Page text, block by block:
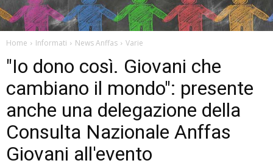
Home Informati News Anffas Varie
"Io dono così. Giovani che
cambiano il mondo": presente
anche una delegazione della
Consulta Nazionale Anffas
Giovani all'evento